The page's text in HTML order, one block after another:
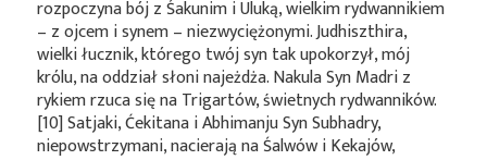
rozpoczyna bój z Śakunim i Uluką, wielkim rydwannikiem
– z ojcem i synem – niezwyciężonymi. Judhiszthira,
wielki łucznik, którego twój syn tak upokorzył, mój
królu, na oddział słoni najeżdża. Nakula Syn Madri z
rykiem rzuca się na Trigartów, świetnych rydwanników.
[10] Satjaki, Ćekitana i Abhimanju Syn Subhadry,
niepowstrzymani, nacierają na Śalwów i Kekajów,